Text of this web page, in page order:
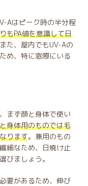
Aはピーク時の半分程
もPA値を意識して日
た、屋内でもUV-Aの
め、特に窓際にいる
まず顔と身体で使い
身体用のものでは毛
ります。兼用のもの
細なため、日焼け止
びましょう。
要があるため、伸び